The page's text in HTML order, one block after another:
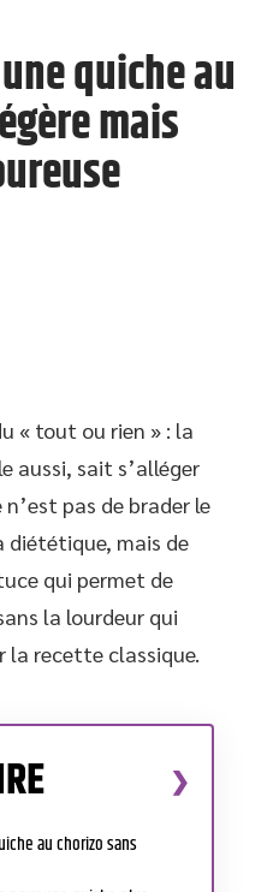
quiche au
mais
« tout ou rien » : la
aussi, sait s’alléger
n’est pas de brader le
diététique, mais de
qui permet de
la lourdeur qui
la recette classique.
au chorizo sans